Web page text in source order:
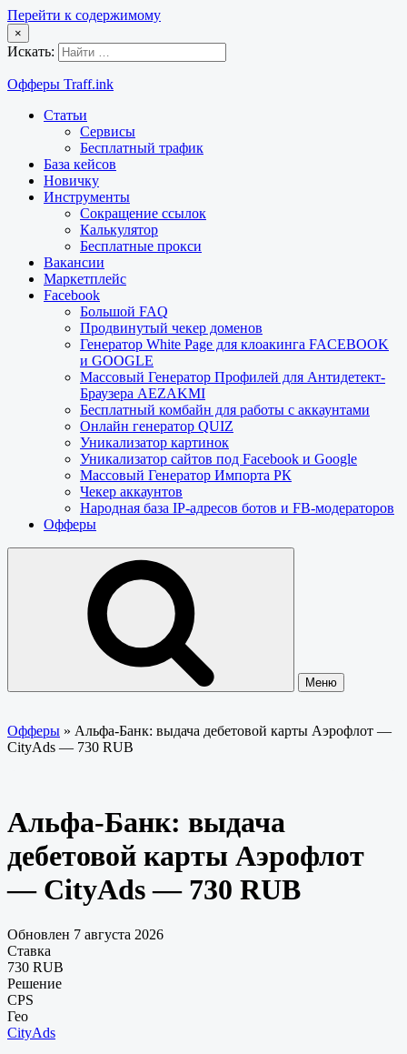
Перейти к содержимому
×
Искать:
Офферы Traff.ink
Статьи
Сервисы
Бесплатный трафик
База кейсов
Новичку
Инструменты
Сокращение ссылок
Калькулятор
Бесплатные прокси
Вакансии
Маркетплейс
Facebook
Большой FAQ
Продвинутый чекер доменов
Генератор White Page для клоакинга FACEBOOK
и GOOGLE
Массовый Генератор Профилей для Антидетект-
Браузера AEZAKMI
Бесплатный комбайн для работы с аккаунтами
Онлайн генератор QUIZ
Уникализатор картинок
Уникализатор сайтов под Facebook и Google
Массовый Генератор Импорта РК
Чекер аккаунтов
Народная база IP-адресов ботов и FB-модераторов
Офферы
Меню
Офферы » Альфа-Банк: выдача дебетовой карты Аэрофлот —
CityAds — 730 RUB
Альфа-Банк: выдача
дебетовой карты Аэрофлот
— CityAds — 730 RUB
Обновлен 7 августа 2026
Ставка
730 RUB
Решение
CPS
Гео
CityAds